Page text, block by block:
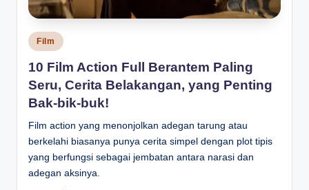
Posted
in
Film
10 Film Action Full Berantem Paling
Seru, Cerita Belakangan, yang Penting
Bak-bik-buk!
Film action yang menonjolkan adegan tarung atau
berkelahi biasanya punya cerita simpel dengan plot tipis
yang berfungsi sebagai jembatan antara narasi dan
adegan aksinya.